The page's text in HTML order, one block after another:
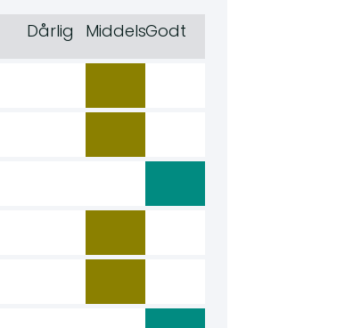
Dårlig MiddelsGodt